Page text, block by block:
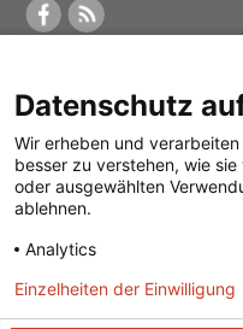
Was ist der Merkur?
Herausgeber /
Redaktion
Verlag
Alle
Print-
Abo
Datenschutz
Wir erheben und
besser zu verstehen, wie
oder ausgewählten
ablehnen.
Analytics
Einzelheiten der Einwilligung